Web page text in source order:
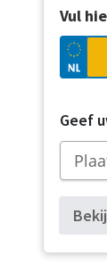
Vul
Geef